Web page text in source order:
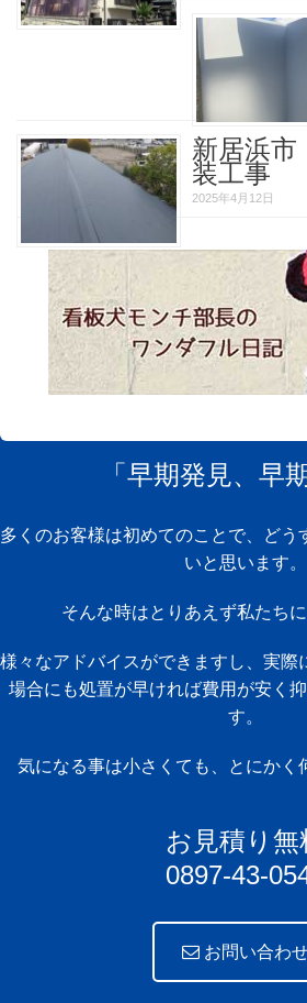
新居浜
装工事
2025年4月12日
「早期発見、早
多くのお客様は初めてのことで、どう
いと思います。
そんな時はとりあえず私たちに
様々なアドバイスができますし、実際
場合にも処置が早ければ費用が安く
す。
気になる事は小さくても、とにかく
お見積り無
0897-43-
お問い合わ